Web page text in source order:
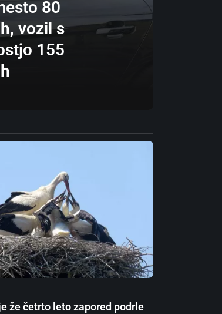
80
vozil s
155
že četrto leto zapored podrle